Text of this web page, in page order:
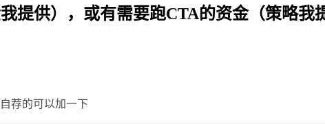
提供），或有需要跑CTA的资金（策略我
荐的可以加一下